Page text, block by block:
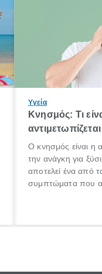
Υγεία
Κνησμός: Τι
αντιμετωπίζεται
Ο κνησμός είναι η
την ανάγκη για
αποτελεί ένα από
συμπτώματα που
πληροφορίες για